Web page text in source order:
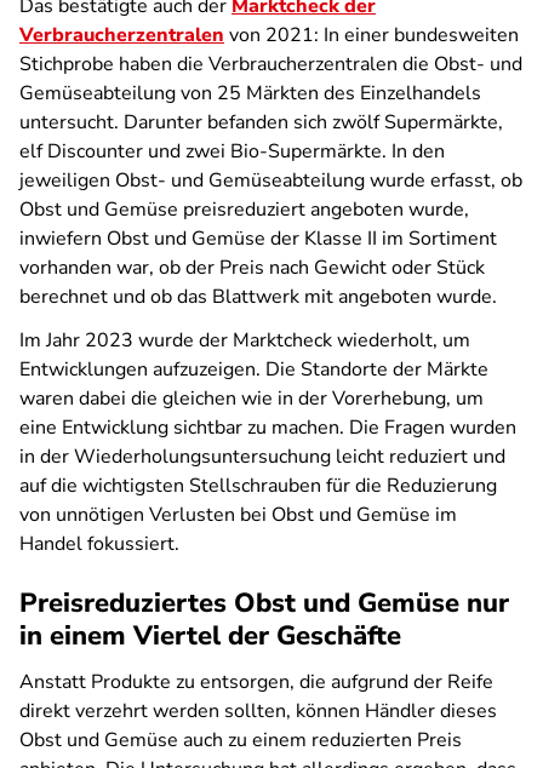
Das bestätigte auch der Marktcheck der
Verbraucherzentralen von 2021: In einer bundesweiten
Stichprobe haben die Verbraucherzentralen die Obst- und
Gemüseabteilung von 25 Märkten des Einzelhandels
untersucht. Darunter befanden sich zwölf Supermärkte,
elf Discounter und zwei Bio-Supermärkte. In den
jeweiligen Obst- und Gemüseabteilung wurde erfasst, ob
Obst und Gemüse preisreduziert angeboten wurde,
inwiefern Obst und Gemüse der Klasse II im Sortiment
vorhanden war, ob der Preis nach Gewicht oder Stück
berechnet und ob das Blattwerk mit angeboten wurde.
Im Jahr 2023 wurde der Marktcheck wiederholt, um
Entwicklungen aufzuzeigen. Die Standorte der Märkte
waren dabei die gleichen wie in der Vorerhebung, um
eine Entwicklung sichtbar zu machen. Die Fragen wurden
in der Wiederholungsuntersuchung leicht reduziert und
auf die wichtigsten Stellschrauben für die Reduzierung
von unnötigen Verlusten bei Obst und Gemüse im
Handel fokussiert.
Preisreduziertes Obst und Gemüse nur
in einem Viertel der Geschäfte
Anstatt Produkte zu entsorgen, die aufgrund der Reife
direkt verzehrt werden sollten, können Händler dieses
Obst und Gemüse auch zu einem reduzierten Preis